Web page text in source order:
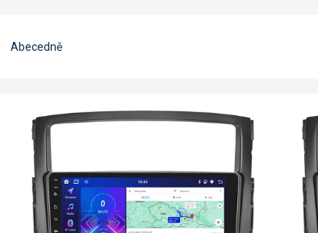
Abecedně